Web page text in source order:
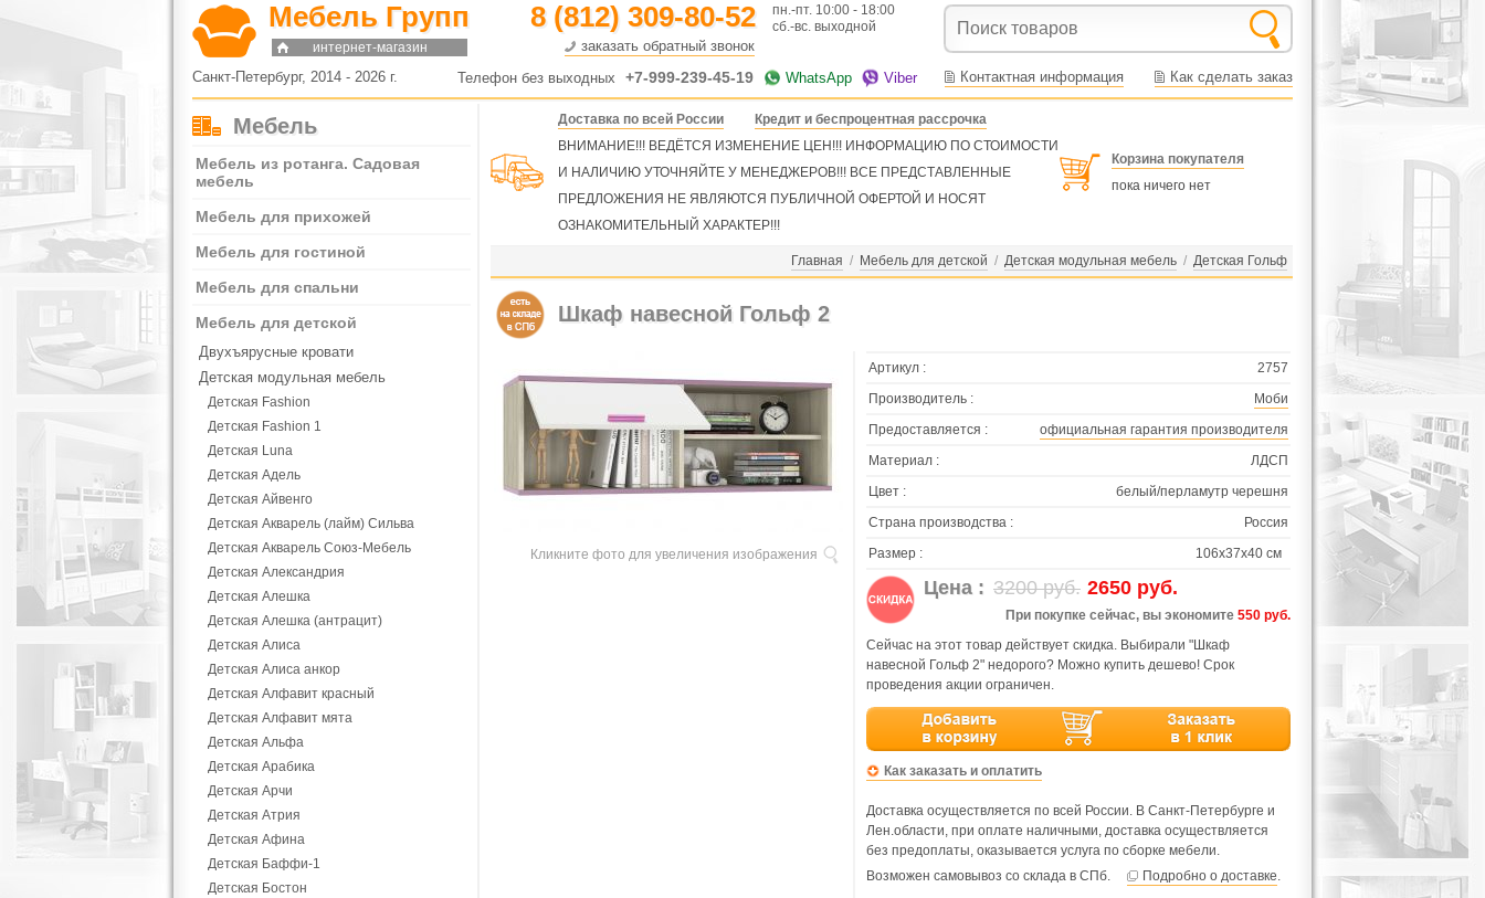
Мебель Групп
интернет-магазин
8 (812) 309-80-52
заказать обратный звонок
пн.-пт. 10:00 - 18:00
сб.-вс. выходной
Санкт-Петербург, 2014 - 2026 г. Телефон без выходных +7-999-239-45-19 WhatsApp Viber Контактная информация Как сделать заказ
Мебель
Мебель из ротанга. Садовая
мебель
Мебель для прихожей
Мебель для гостиной
Мебель для спальни
Мебель для детской
Двухъярусные кровати
Детская модульная мебель
Детская Fashion
Детская Fashion 1
Детская Luna
Детская Адель
Детская Айвенго
Детская Акварель (лайм) Сильва
Детская Акварель Союз-Мебель
Детская Александрия
Детская Алешка
Детская Алешка (антрацит)
Детская Алиса
Детская Алиса анкор
Детская Алфавит красный
Детская Алфавит мята
Детская Альфа
Детская Арабика
Детская Арчи
Детская Атрия
Детская Афина
Детская Баффи-1
Детская Бостон
Доставка по всей России
Кредит и беспроцентная рассрочка
ВНИМАНИЕ!!! ВЕДЁТСЯ ИЗМЕНЕНИЕ ЦЕН!!! ИНФОРМАЦИЮ ПО СТОИМОСТИ
И НАЛИЧИЮ УТОЧНЯЙТЕ У МЕНЕДЖЕРОВ!!! ВСЕ ПРЕДСТАВЛЕННЫЕ
ПРЕДЛОЖЕНИЯ НЕ ЯВЛЯЮТСЯ ПУБЛИЧНОЙ ОФЕРТОЙ И НОСЯТ
ОЗНАКОМИТЕЛЬНЫЙ ХАРАКТЕР!!!
Корзина покупателя
пока ничего нет
Главная / Мебель для детской / Детская модульная мебель / Детская Гольф
Шкаф навесной Гольф 2
Кликните фото для увеличения изображения
Артикул :
2757
Производитель :
Моби
Предоставляется :
официальная гарантия производителя
Материал :
ЛДСП
Цвет :
белый/перламутр черешня
Страна производства :
Россия
Размер :
106х37х40 см
Цена : 3200 руб. 2650 руб.
При покупке сейчас, вы экономите 550 руб.
Сейчас на этот товар действует скидка. Выбирали "Шкаф
навесной Гольф 2" недорого? Можно купить дешево! Срок
проведения акции ограничен.
Как заказать и оплатить
Доставка осуществляется по всей России. В Санкт-Петербурге и
Лен.области, при оплате наличными, доставка осуществляется
без предоплаты, оказывается услуга по сборке мебели.
Возможен самовывоз со склада в СПб.
Подробно о доставке.